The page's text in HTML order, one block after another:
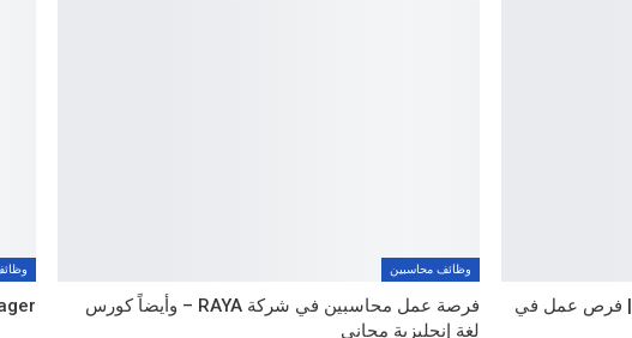
أفضل مواقع التوظيف في الخليج 2025 | فرص عمل في
وظائف محاسبين
فرصة عمل محاسبين في شركة RAYA – وأيضاً كورس
لغة إنجليزية مجاني